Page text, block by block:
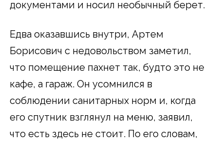
документами и носил необычный берет.
Едва оказавшись внутри, Артем
Борисович с недовольством заметил,
что помещение пахнет так, будто это не
кафе, а гараж. Он усомнился в
соблюдении санитарных норм и, когда
его спутник взглянул на меню, заявил,
что есть здесь не стоит. По его словам,